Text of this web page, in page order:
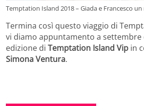
Temptation Island 2018 – Giada e Francesco
Termina così questo viaggio di
vi diamo appuntamento a settembre
edizione di Temptation Island Vip in
Simona Ventura.